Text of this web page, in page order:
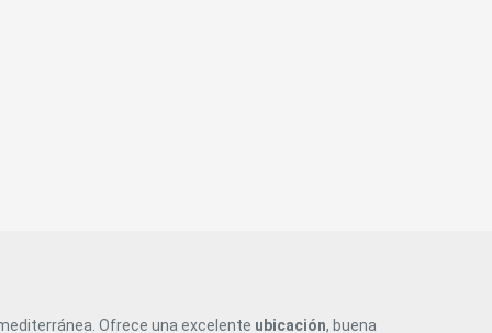
Ofrece una excelente ubicación, buena